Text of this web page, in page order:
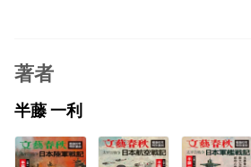
著者
半藤 一利